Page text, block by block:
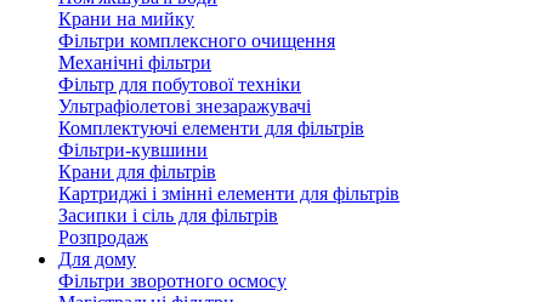
Крани на мийку
Фільтри комплексного очищення
Механічні фільтри
Фільтр для побутової техніки
Ультрафіолетові знезаражувачі
Комплектуючі елементи для фільтрів
Фільтри-кувшини
Крани для фільтрів
Картриджі і змінні елементи для фільтрів
Засипки і сіль для фільтрів
Розпродаж
Для дому
Фільтри зворотного осмосу